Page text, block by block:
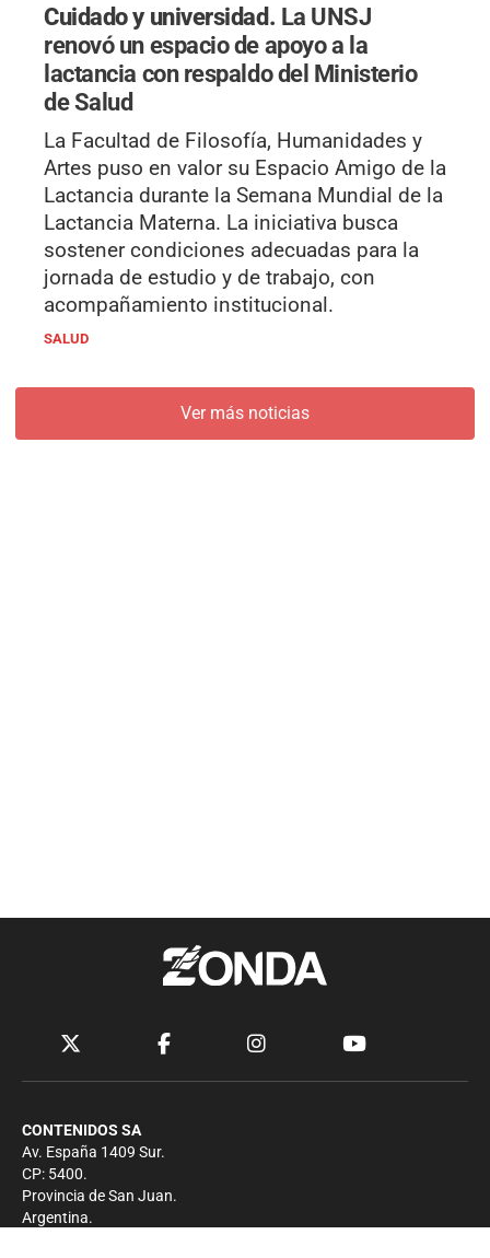
Cuidado y universidad. La UNSJ
renovó un espacio de apoyo a la
lactancia con respaldo del Ministerio
de Salud
La Facultad de Filosofía, Humanidades y
Artes puso en valor su Espacio Amigo de la
Lactancia durante la Semana Mundial de la
Lactancia Materna. La iniciativa busca
sostener condiciones adecuadas para la
jornada de estudio y de trabajo, con
acompañamiento institucional.
SALUD
Ver más noticias
CONTENIDOS SA
Av. España 1409 Sur.
CP: 5400.
Provincia de San Juan.
Argentina.